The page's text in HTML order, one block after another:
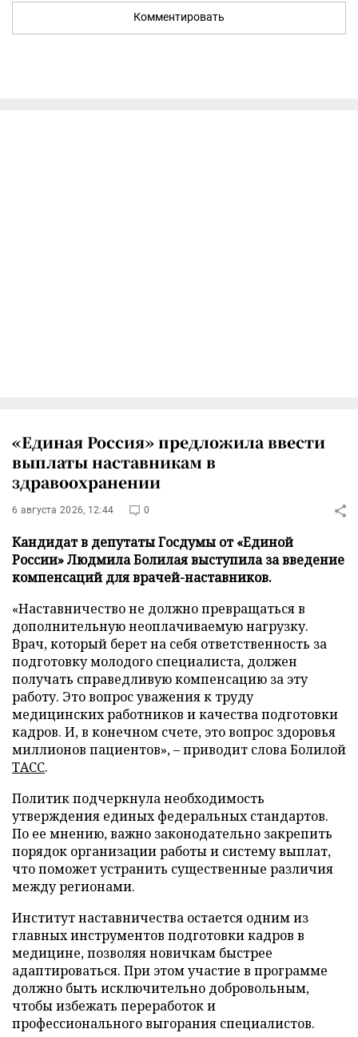
Комментировать
«Единая Россия» предложила ввести
выплаты наставникам в
здравоохранении
6 августа 2026, 12:44 0
Кандидат в депутаты Госдумы от «Единой
России» Людмила Болилая выступила за введение
компенсаций для врачей-наставников.
«Наставничество не должно превращаться в
дополнительную неоплачиваемую нагрузку.
Врач, который берет на себя ответственность за
подготовку молодого специалиста, должен
получать справедливую компенсацию за эту
работу. Это вопрос уважения к труду
медицинских работников и качества подготовки
кадров. И, в конечном счете, это вопрос здоровья
миллионов пациентов», – приводит слова Болилой
ТАСС.
Политик подчеркнула необходимость
утверждения единых федеральных стандартов.
По ее мнению, важно законодательно закрепить
порядок организации работы и систему выплат,
что поможет устранить существенные различия
между регионами.
Институт наставничества остается одним из
главных инструментов подготовки кадров в
медицине, позволяя новичкам быстрее
адаптироваться. При этом участие в программе
должно быть исключительно добровольным,
чтобы избежать переработок и
профессионального выгорания специалистов.